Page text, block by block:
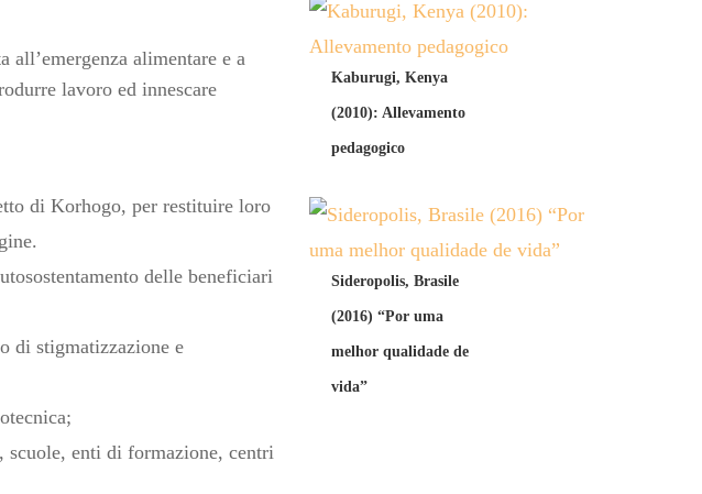
alimentare e a
lavoro ed innescare
di Korhogo, per restituire loro
delle beneficiari
di stigmatizzazione e
scuole, enti di formazione, centri
Kaburugi, Kenya
(2010): Allevamento
pedagogico
Sideropolis, Brasile
(2016) “Por uma
melhor qualidade de
vida”